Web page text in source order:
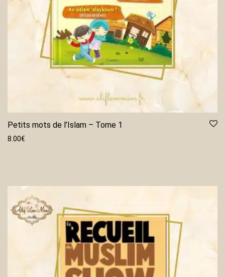
Petits mots de l’Islam – Tome 1
8.00€